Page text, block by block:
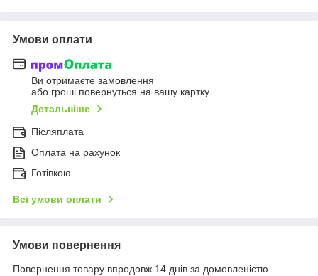
Умови оплати
Ви отримаєте замовлення
або гроші повернуться на вашу картку
Детальніше
Післяплата
Оплата на рахунок
Готівкою
Всі умови оплати
Умови повернення
Повернення товару впродовж 14 днів за домовленістю